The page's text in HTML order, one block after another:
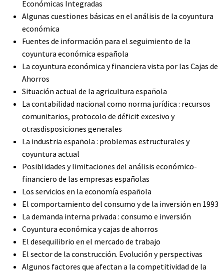
Económicas Integradas
Algunas cuestiones básicas en el análisis de la coyuntura
económica
Fuentes de información para el seguimiento de la
coyuntura económica española
La coyuntura económica y financiera vista por las Cajas de
Ahorros
Situación actual de la agricultura española
La contabilidad nacional como norma jurídica : recursos
comunitarios, protocolo de déficit excesivo y
otrasdisposiciones generales
La industria española : problemas estructurales y
coyuntura actual
Posiblidades y limitaciones del análisis económico-
financiero de las empresas españolas
Los servicios en la economía española
El comportamiento del consumo y de la inversión en 1993
La demanda interna privada : consumo e inversión
Coyuntura económica y cajas de ahorros
El desequilibrio en el mercado de trabajo
El sector de la construcción. Evolución y perspectivas
Algunos factores que afectan a la competitividad de la